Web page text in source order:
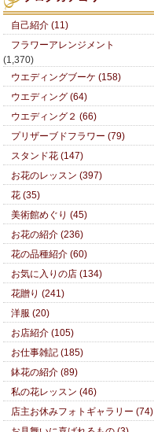
自己紹介 (11)
フラワーアレンジメント
(1,370)
ウエディングブーケ (158)
ウエディング (64)
ウエディング２ (66)
プリザーブドフラワー (79)
スタンド花 (147)
お花のレッスン (397)
花 (35)
美術館めぐり (45)
お花の紹介 (236)
花の品種紹介 (60)
お気に入りの店 (134)
花贈り (241)
洋服 (20)
お店紹介 (105)
お仕事雑記 (185)
鉢花の紹介 (89)
私の花レッスン (46)
店主お休みフォトギャラリー (74)